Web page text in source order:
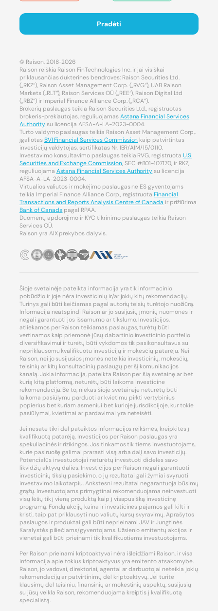
Pradėti
© Raison, 2018-2026
Raison reiškia Raison FinTechnologies Inc. ir jai visiškai
priklausančias dukterines bendroves: Raison Securities Ltd.
(„RKZ“), Raison Asset Management Corp. („RVG“), UAB Raison
Markets („RLT“), Raison Services OÜ („REE“), Raison Digital Ltd
(„RBZ“) ir Imperial Finance Alliance Corp. („RCA“).
Brokerių paslaugas teikia Raison Securities Ltd., registruotas
brokeris-prekiautojas, reguliuojamasAstana Financial Services
Authoritysu licencija AFSA-A-LA-2023-0004.
Turto valdymo paslaugas teikia Raison Asset Management Corp.,
įgaliotasBVI Financial Services Commission kaip patvirtintas
investicijų valdytojas, sertifikatas Nr. IBR/AIM/15/0110.
Investavimo konsultavimo paslaugas teikia RVG, registruota U.S.
Securities and Exchange Commission, SEC #801-107170, ir RKZ,
reguliuojama Astana Financial Services Authoritysu licencija
AFSA-A-LA-2023-0004.
Virtualios valiutos ir mokėjimo paslaugas ne ES gyventojams
teikia Imperial Finance Alliance Corp., registruotaFinancial
Transactions and Reports Analysis Centre of Canada ir prižiūrima
Bank of Canada pagal RPAA.
Duomenų apdorojimo ir KYC tikrinimo paslaugas teikia Raison
Services OÜ.
Raison yra AIX prekybos dalyvis.
Šioje svetainėje pateikta informacija yra tik informacinio
pobūdžio ir joje nėra investicinių ir/ar jokių kitų rekomendacijų.
Turinys gali būti keičiamas pagal autorių teisių turėtojo nuožiūrą.
Informacija neatspindi Raison ar jo susijusių įmonių nuomonės ir
negali garantuoti jos išsamumo ar tikslumo. Investicijos,
atliekamos per Raison teikiamas paslaugas, turėtų būti
vertinamos kaip priemonė jūsų dabartinio investicinio portfelio
diversifikavimui ir turėtų būti vykdomos tik pasikonsultavus su
nepriklausomu kvalifikuotu investicijų ir mokesčių patarėju. Nei
Raison, nei jo susijusios įmonės neteikia investicinių, mokesčių,
teisinių ar kitų konsultacinių paslaugų per šį komunikacijos
kanalą. Jokia informacija, pateikta Raison per šią svetainę ar bet
kurią kitą platformą, neturėtų būti laikoma investicine
rekomendacija. Be to, niekas šioje svetainėje neturėtų būti
laikoma pasiūlymu parduoti ar kvietimu pirkti vertybinius
popierius bet kuriam asmeniui bet kurioje jurisdikcijoje, kur tokie
pasiūlymai, kvietimai ar pardavimai yra neteisėti.
Jei nesate tikri dėl pateiktos informacijos reikšmės, kreipkitės į
kvalifikuotą patarėją. Investicijos per Raison paslaugas yra
spekuliacinės ir rizikingos. Jos tinkamos tik tiems investuotojams,
kurie pasiruošę galimai prarasti visą arba dalį savo investicijų.
Potencialūs investuotojai neturėtų investuoti didelės savo
likvidžių aktyvų dalies. Investicijos per Raison negali garantuoti
investicinių tikslų pasiekimo, o jų rezultatai gali žymiai svyruoti
investavimo laikotarpiu. Ankstesni rezultatai negarantuoja būsimų
grąžų. Investuotojams primygtinai rekomenduojama neinvestuoti
visų lėšų tik į vieną produktą kaip į visapusišką investicinę
programą. Fondų akcijų kaina ir investicinės pajamos gali kilti ir
kristi, taip pat priklausyti nuo valiutų kursų svyravimų. Aprašytos
paslaugos ir produktai gali būti neprieinami JAV ir Jungtinės
Karalystės piliečiams/gyventojams. Užsienio emitentų akcijos ir
vienetai gali būti prieinami tik kvalifikuotiems investuotojams.
Per Raison prieinami kriptoaktyvai nėra išleidžiami Raison, ir visa
informacija apie tokius kriptoaktyvus yra emitento atsakomybė.
Raison, jo vadovai, direktoriai, agentai ar darbuotojai neteikia jokių
rekomendacijų ar patvirtinimų dėl kriptoaktyvų. Jei turite
klausimų dėl teisiniu, finansinių ar mokestinių aspektų, susijusių
su jūsų veikla Raison, rekomenduojama kreiptis į kvalifikuotą
specialistą.